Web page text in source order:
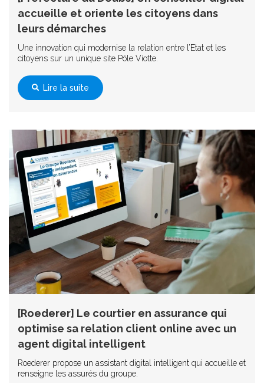
accueille et oriente les citoyens dans
leurs démarches
Une innovation qui modernise la relation entre l’Etat et les
citoyens sur un unique site Pôle Viotte.
Lire la suite
[Roederer] Le courtier en assurance qui
optimise sa relation client online avec un
agent digital intelligent
Roederer propose un assistant digital intelligent qui accueille et
renseigne les assurés du groupe.